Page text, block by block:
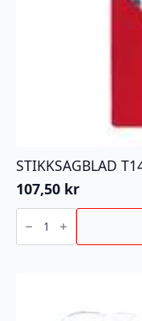
STIKKSAGBLAD
107,50 kr
STIKKSAGBLAD
T144D
75/4MM
5P